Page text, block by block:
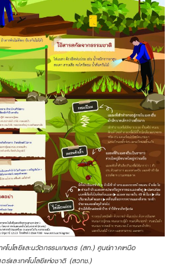
โนโลยีและนวัตกรรมเกษตร (สท.) ศูนย์ภาคเหนือ
ละเทคโนโลยีแห่งชาติ (สวทช.)